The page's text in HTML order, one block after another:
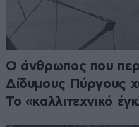
Ο άνθρωπος που
Δίδυμους Πύργους
Το «καλλιτεχνικό